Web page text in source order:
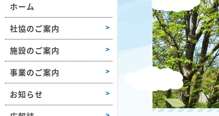
ホーム
社協のご案内
施設のご案内
3学区
4学区
5学区
山
浦
事業のご案内
齢者や障害のある方への支援
護保険サービス
がい福祉サービス
金活動
お知らせ
種様式